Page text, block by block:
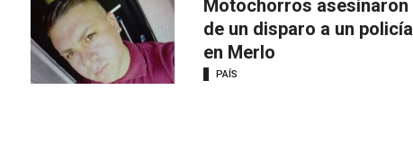
Motochorros asesinaron
de un disparo a un policía
en Merlo
PAÍS